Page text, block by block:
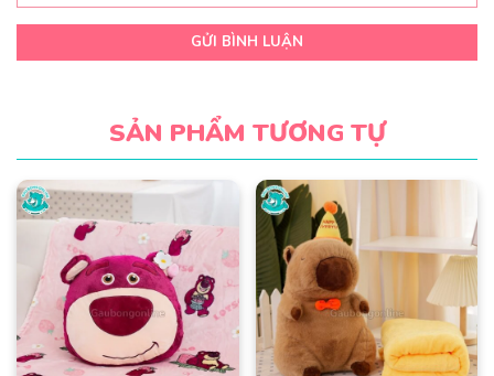
GỬI BÌNH LUẬN
SẢN PHẨM TƯƠNG TỰ